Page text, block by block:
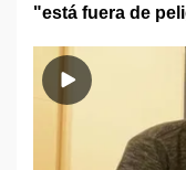
"está fuera de